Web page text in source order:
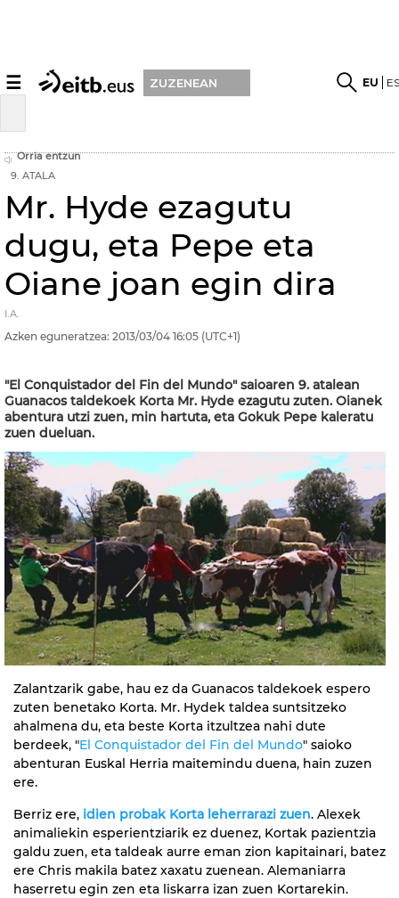
☰ ZUZENEAN EU
Orria entzun
9. ATALA
Mr. Hyde ezagutu
dugu, eta Pepe eta
Oiane joan egin dira
I.A.
Azken eguneratzea: 2013/03/04 16:05 (UTC+1)
"El Conquistador del Fin del Mundo" saioaren 9. atalean
Guanacos taldekoek Korta Mr. Hyde ezagutu zuten. Oianek
abentura utzi zuen, min hartuta, eta Gokuk Pepe kaleratu
zuen dueluan.
Zalantzarik gabe, hau ez da Guanacos taldekoek espero
zuten benetako Korta. Mr. Hydek taldea suntsitzeko
ahalmena du, eta beste Korta itzultzea nahi dute
berdeek, "El Conquistador del Fin del Mundo" saioko
abenturan Euskal Herria maitemindu duena, hain zuzen
ere.
Berriz ere, idien probak Korta leherrarazi zuen. Alexek
animaliekin esperientziarik ez duenez, Kortak pazientzia
galdu zuen, eta taldeak aurre eman zion kapitainari, batez
ere Chris makila batez xaxatu zuenean. Alemaniarra
haserretu egin zen eta liskarra izan zuen Kortarekin.